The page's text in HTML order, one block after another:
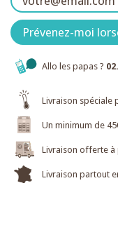
Prévenez-moi
Allo les papas ?
Livraison spéciale
Un minimum de
Livraison offerte à
Livraison partout